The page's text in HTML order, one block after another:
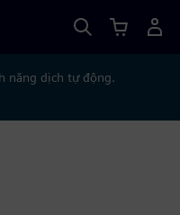
năng dịch tự động.